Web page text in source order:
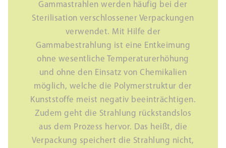
Gammastrahlen werden häufig bei der
Sterilisation verschlossener Verpackungen
verwendet. Mit Hilfe der
Gammabestrahlung ist eine Entkeimung
ohne wesentliche Temperaturerhöhung
und ohne den Einsatz von Chemikalien
möglich, welche die Polymerstruktur der
Kunststoffe meist negativ beeinträchtigen.
Zudem geht die Strahlung rückstandslos
aus dem Prozess hervor. Das heißt, die
Verpackung speichert die Strahlung nicht,